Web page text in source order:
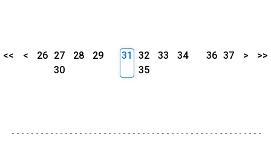
<< < 26 27 28
29
30
31 32 33
34
35
36 37 > >>